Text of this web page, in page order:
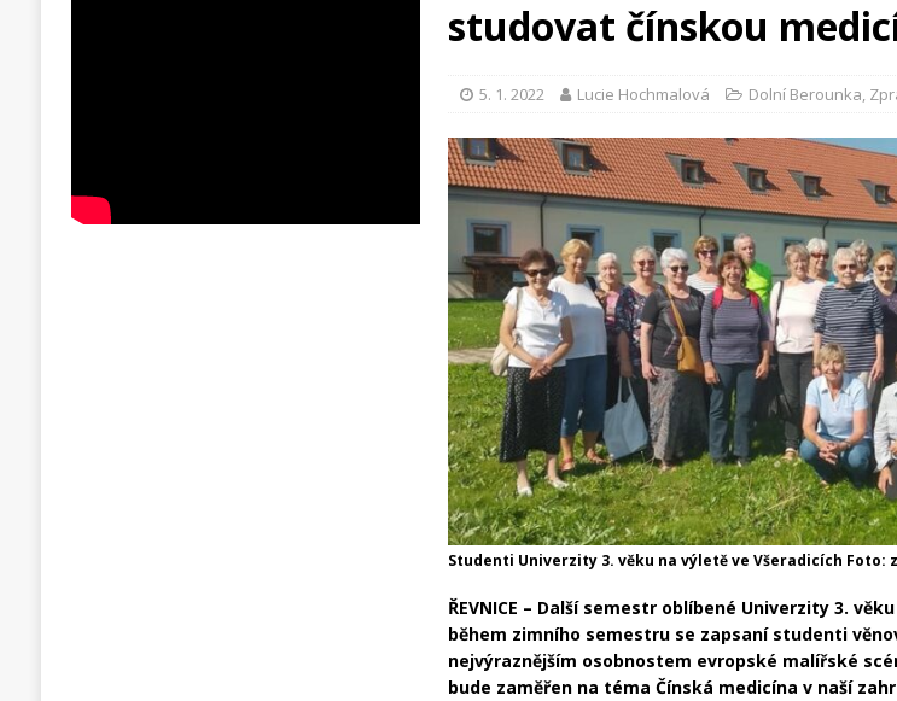
studovat čínskou
5. 1. 2022 Lucie Hochmalová Dolní Berounka,
Studenti Univerzity 3. věku na výletě ve Všeradicích Foto:
ŘEVNICE – Další semestr oblíbené Univerzity 3.
během zimního semestru se zapsaní studenti
nejvýraznějším osobnostem evropské malířské
bude zaměřen na téma Čínská medicína v naší